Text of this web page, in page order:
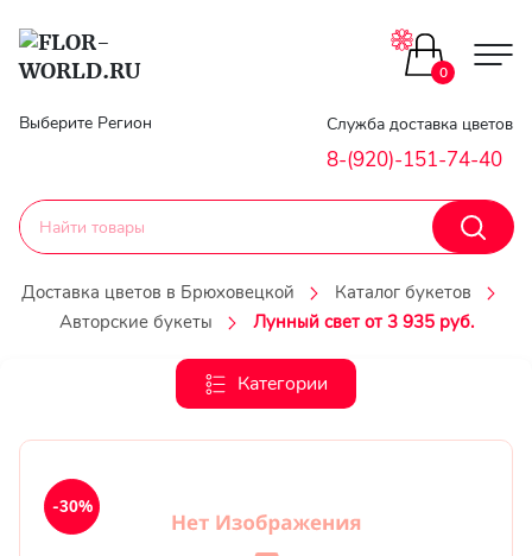
Главная
Гарантии
Доставка
Оплата
Выберите Регион Служба доставка цветов
8-(920)-151-74-40
0
Доставка цветов в Брюховецкой
Каталог букетов
Авторские букеты
Лунный свет от 3 935 руб.
Категории
Цветы поштучно
Букеты до 2500
Каталог букетов
Корзины с цветами
Авторские букеты
Букеты из роз
-30%